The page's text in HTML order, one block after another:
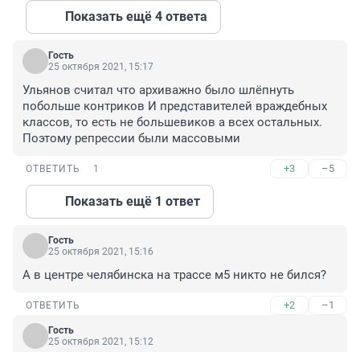
Показать ещё 4 ответа
Гость
25 октября 2021, 15:17
Ульянов считал что архиважно было шлёпнуть
побольше контриков И представителей враждебных
классов, то есть не большевиков а всех остальных.
Поэтому репрессии были массовыми
ОТВЕТИТЬ 1 +3 –5
Показать ещё 1 ответ
Гость
25 октября 2021, 15:16
А в центре челябинска на трассе м5 никто не бился?
ОТВЕТИТЬ +2 –1
Гость
25 октября 2021, 15:12